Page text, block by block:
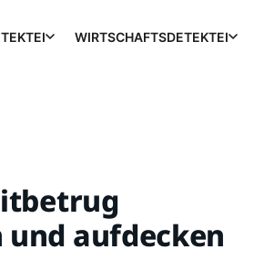
WIRTSCHAFTSDETEKTEI
aufdecken